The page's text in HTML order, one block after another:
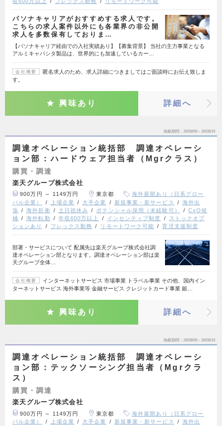
パソナキャリアがおすすめする求人です。
こちらの求人案件以外にも各業界の非公開
求人を多数保有しておりま…
【パソナキャリア経由での入社実績あり】【募集背景】 当社の主力事業となる
アルミキャパシタ製品は、世界的にも加速しているカー…
会社概要
匿名求人のため、求人詳細につきましてはご面談時にお伝え致しま
す。
興味あり 詳細へ
掲載期間 26/08/06～26/08/19
調達オペレーション統括部 調達オペレーシ
ョン部：ハードウェア担当者（Mgrクラス）
購買・調達
楽天グループ株式会社
900万円 ～ 1149万円 東京都
海外展開あり（日系グロー
バル企業）
上場企業 大手企業 新規事業・新サービス
海外出
張
海外折衝 土日祝休み ポテンシャル採用（未経験可）
CxO候
補
海外転勤 年収600万以上 インセンティブ制度
ストックオプ
ションあり
フレックス勤務 リモートワーク可能 育児支援制度
部署・サービスについて 配属先は楽天グループ株式会社調
達オペレーション部となります。調達オペレーション部は楽
天グループ全体…
会社概要
インターネットサービス 市場事業 トラベル事業 その他、国内イン
ターネットサービス 海外事業等 金融サービス クレジットカード事業 銀…
興味あり 詳細へ
掲載期間 26/08/06～26/08/19
調達オペレーション統括部 調達オペレーシ
ョン部：テックソーシング担当者（Mgrクラ
ス）
購買・調達
楽天グループ株式会社
900万円 ～ 1149万円 東京都
海外展開あり（日系グロー
バル企業）
上場企業 大手企業 新規事業・新サービス
海外出